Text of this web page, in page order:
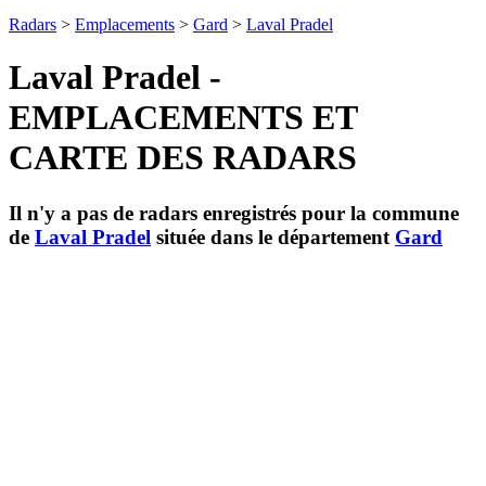
Radars > Emplacements > Gard > Laval Pradel
Laval Pradel -
EMPLACEMENTS ET
CARTE DES RADARS
Il n'y a pas de radars enregistrés pour la commune
de Laval Pradel située dans le département Gard